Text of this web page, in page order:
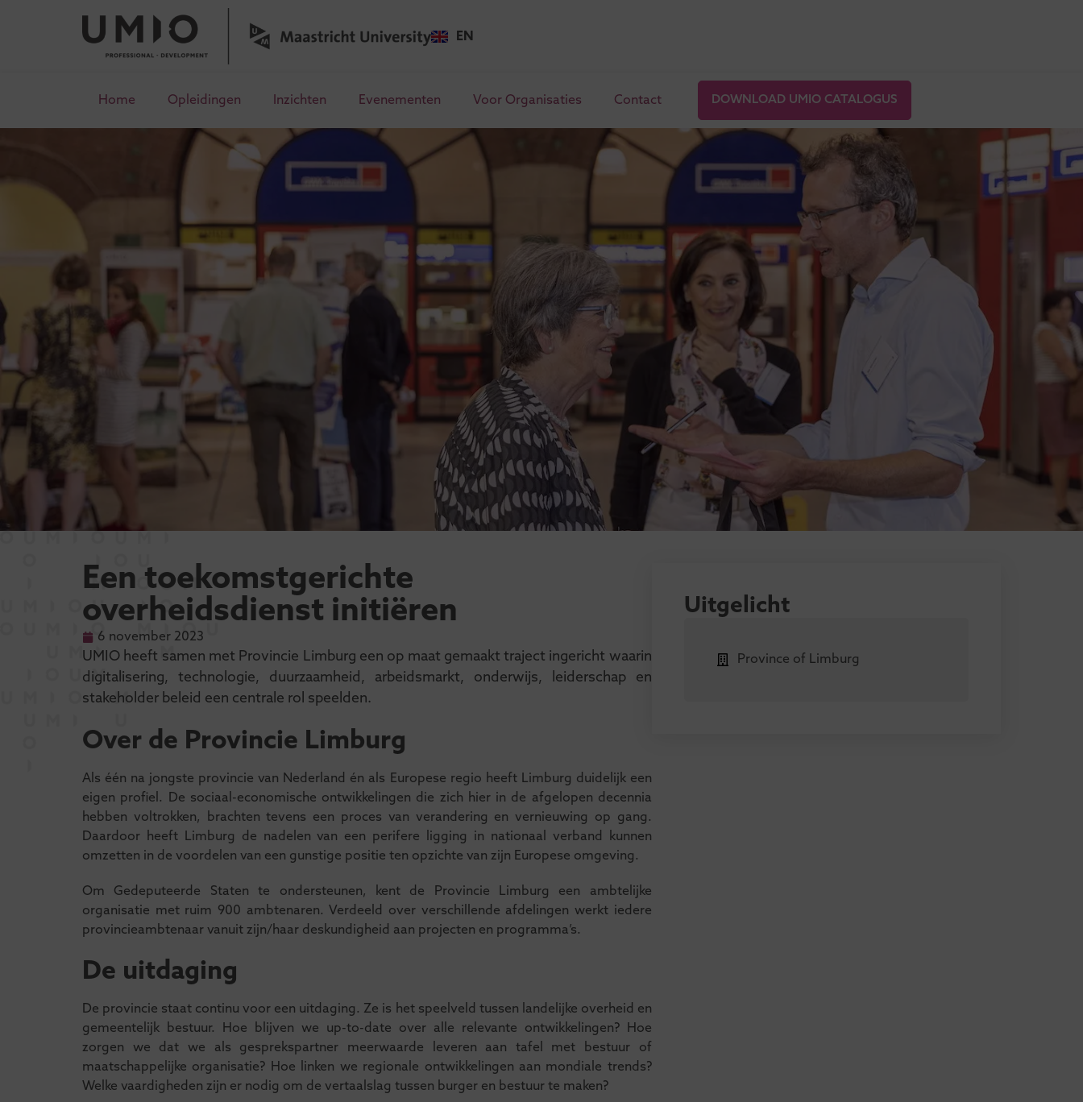
EN
Home Opleidingen Inzichten Evenementen Voor Organisaties Contact DOWNLOAD UMIO CATALOGUS
Een toekomstgerichte
overheidsdienst initiëren
6 november 2023
UMIO heeft samen met Provincie Limburg een op maat gemaakt traject ingericht waarin
digitalisering, technologie, duurzaamheid, arbeidsmarkt, onderwijs, leiderschap en
stakeholder beleid een centrale rol speelden.
Over de Provincie Limburg
Als één na jongste provincie van Nederland én als Europese regio heeft Limburg duidelijk een
eigen profiel. De sociaal-economische ontwikkelingen die zich hier in de afgelopen decennia
hebben voltrokken, brachten tevens een proces van verandering en vernieuwing op gang.
Daardoor heeft Limburg de nadelen van een perifere ligging in nationaal verband kunnen
omzetten in de voordelen van een gunstige positie ten opzichte van zijn Europese omgeving.
Om Gedeputeerde Staten te ondersteunen, kent de Provincie Limburg een ambtelijke
organisatie met ruim 900 ambtenaren. Verdeeld over verschillende afdelingen werkt iedere
provincieambtenaar vanuit zijn/haar deskundigheid aan projecten en programma’s.
De uitdaging
De provincie staat continu voor een uitdaging. Ze is het speelveld tussen landelijke overheid en
gemeentelijk bestuur. Hoe blijven we up-to-date over alle relevante ontwikkelingen? Hoe
zorgen we dat we als gesprekspartner meerwaarde leveren aan tafel met bestuur of
maatschappelijke organisatie? Hoe linken we regionale ontwikkelingen aan mondiale trends?
Welke vaardigheden zijn er nodig om de vertaalslag tussen burger en bestuur te maken?
Uitgelicht
Province of Limburg